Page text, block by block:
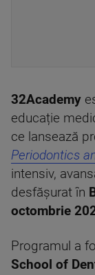
32Academy
educație
ce lansează
Periodontics
intensiv,
desfășurat în
octombrie
Programul a
School of